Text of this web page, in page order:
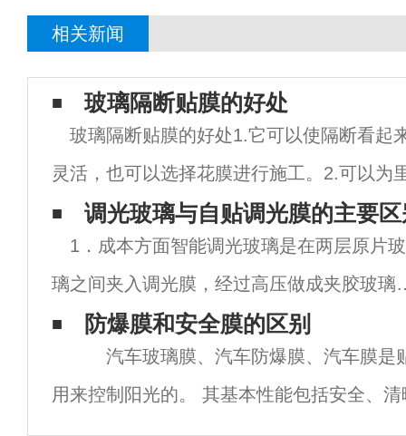
相关新闻
玻璃隔断贴膜的好处
玻璃隔断贴膜的好处1.它可以使隔断看起
灵活，也可以选择花膜进行施工。2.可以为
私，让人工作或生活更舒坦，提高一定的工
在办公室使用，也可以设计公司标识，做宣
调光玻璃与自贴调光膜的主要
1．成本方面智能调光玻璃是在两层原片玻
璃之间夹入调光膜，经过高压做成夹胶玻璃
自贴调光膜是直接采用带背胶的ITO膜，制
可以直接贴在玻璃上的薄膜。在成本方面，
贴膜可以省去玻璃原片的成本和玻璃加工的
防爆膜和安全膜的区别
汽车玻璃膜、汽车防爆膜、汽车膜是
用来控制阳光的。 其基本性能包括安全、